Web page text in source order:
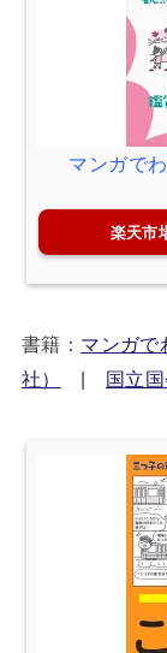
マンガで
楽天市
書籍： マンガで
社）
| 国立